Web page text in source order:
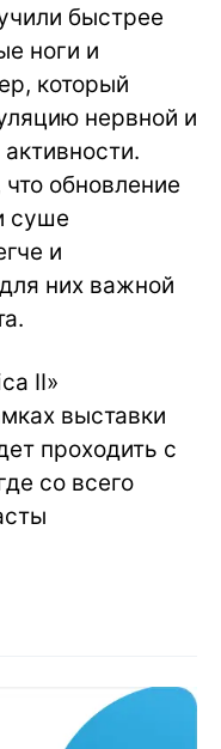
быстрее
ноги и
который
нервной и
обновление
суше
и
них важной
II»
выставки
проходить с
со всего